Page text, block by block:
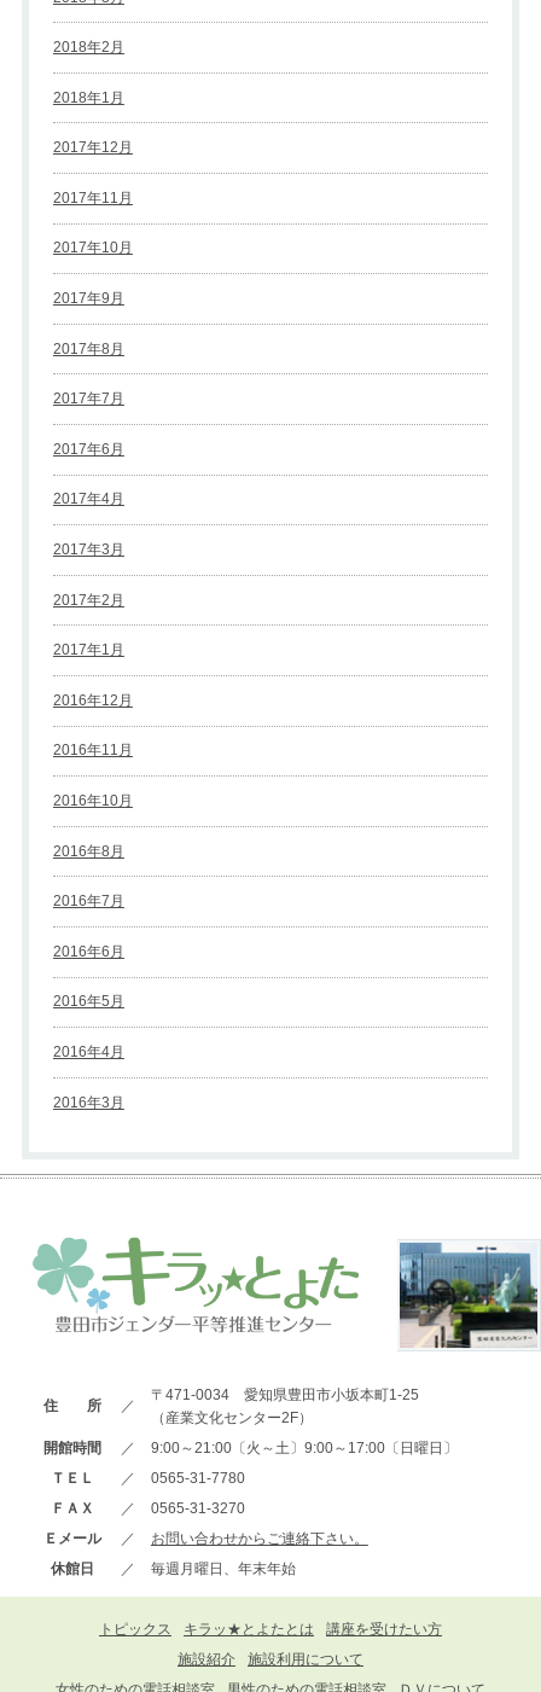
2018年2月
2018年1月
2017年12月
2017年11月
2017年10月
2017年9月
2017年8月
2017年7月
2017年6月
2017年4月
2017年3月
2017年2月
2017年1月
2016年12月
2016年11月
2016年10月
2016年8月
2016年7月
2016年6月
2016年5月
2016年4月
2016年3月
住 所 ／
〒471-0034 愛知県豊田市小坂本町1-25
（産業文化センター2F）
開館時間
／
9:00～21:00〔火～土〕9:00～17:00〔日曜日〕
ＴＥＬ
／
0565-31-7780
ＦＡＸ
／
0565-31-3270
Ｅメール
／
お問い合わせからご連絡下さい。
休館日
／ 毎週月曜日、年末年始
トピックス キラッ★とよたとは
講座を受けたい方
施設紹介
施設利用について